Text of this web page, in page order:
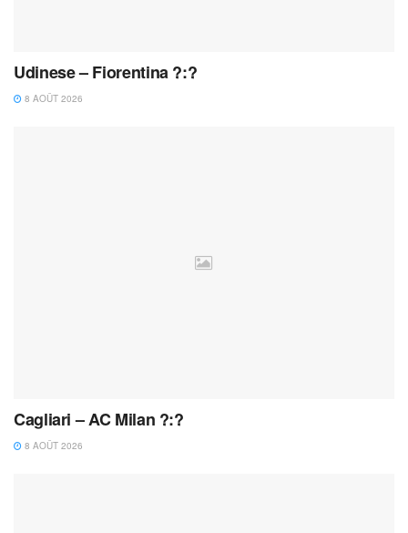
Udinese – Fiorentina ?:?
8 AOÛT 2026
Cagliari – AC Milan ?:?
8 AOÛT 2026